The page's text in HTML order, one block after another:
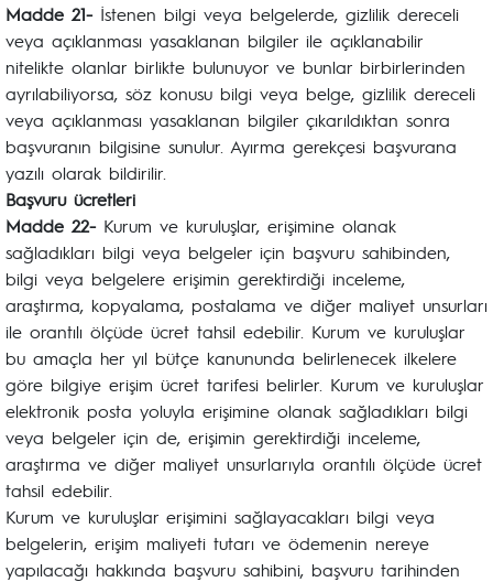
Madde 21- İstenen bilgi veya belgelerde, gizlilik dereceli
veya açıklanması yasaklanan bilgiler ile açıklanabilir
nitelikte olanlar birlikte bulunuyor ve bunlar birbirlerinden
ayrılabiliyorsa, söz konusu bilgi veya belge, gizlilik dereceli
veya açıklanması yasaklanan bilgiler çıkarıldıktan sonra
başvuranın bilgisine sunulur. Ayırma gerekçesi başvurana
yazılı olarak bildirilir.
Başvuru ücretleri
Madde 22- Kurum ve kuruluşlar, erişimine olanak
sağladıkları bilgi veya belgeler için başvuru sahibinden,
bilgi veya belgelere erişimin gerektirdiği inceleme,
araştırma, kopyalama, postalama ve diğer maliyet unsurları
ile orantılı ölçüde ücret tahsil edebilir. Kurum ve kuruluşlar
bu amaçla her yıl bütçe kanununda belirlenecek ilkelere
göre bilgiye erişim ücret tarifesi belirler. Kurum ve kuruluşlar
elektronik posta yoluyla erişimine olanak sağladıkları bilgi
veya belgeler için de, erişimin gerektirdiği inceleme,
araştırma ve diğer maliyet unsurlarıyla orantılı ölçüde ücret
tahsil edebilir.
Kurum ve kuruluşlar erişimini sağlayacakları bilgi veya
belgelerin, erişim maliyeti tutarı ve ödemenin nereye
yapılacağı hakkında başvuru sahibini, başvuru tarihinden